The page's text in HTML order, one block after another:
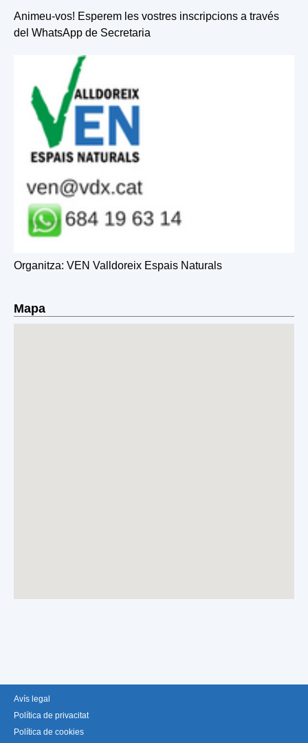
Animeu-vos! Esperem les vostres inscripcions a través
del WhatsApp de Secretaria
Organitza: VEN Valldoreix Espais Naturals
Mapa
Avís legal
Política de privacitat
Política de cookies